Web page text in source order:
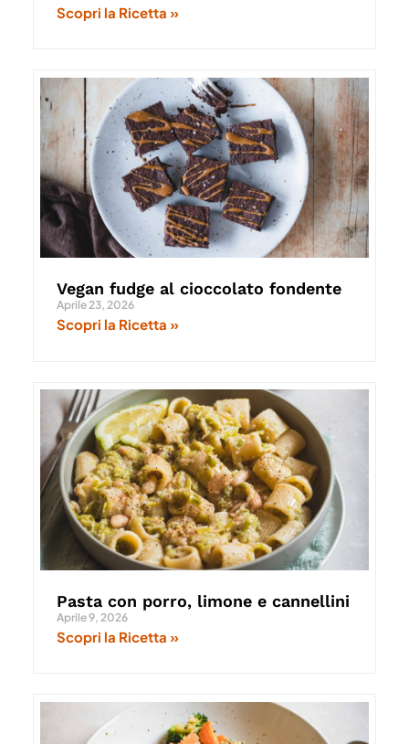
Scopri la Ricetta »
Vegan fudge al cioccolato fondente
Aprile 23, 2026
Scopri la Ricetta »
Pasta con porro, limone e cannellini
Aprile 9, 2026
Scopri la Ricetta »